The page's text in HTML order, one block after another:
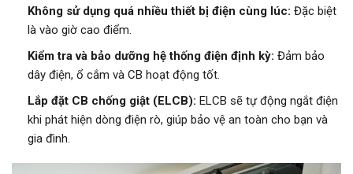
Không sử dụng quá nhiều thiết bị điện cùng lúc: Đặc biệt
là vào giờ cao điểm.
Kiểm tra và bảo dưỡng hệ thống điện định kỳ: Đảm bảo
dây điện, ổ cắm và CB hoạt động tốt.
Lắp đặt CB chống giật (ELCB): ELCB sẽ tự động ngắt điện
khi phát hiện dòng điện rò, giúp bảo vệ an toàn cho bạn và
gia đình.